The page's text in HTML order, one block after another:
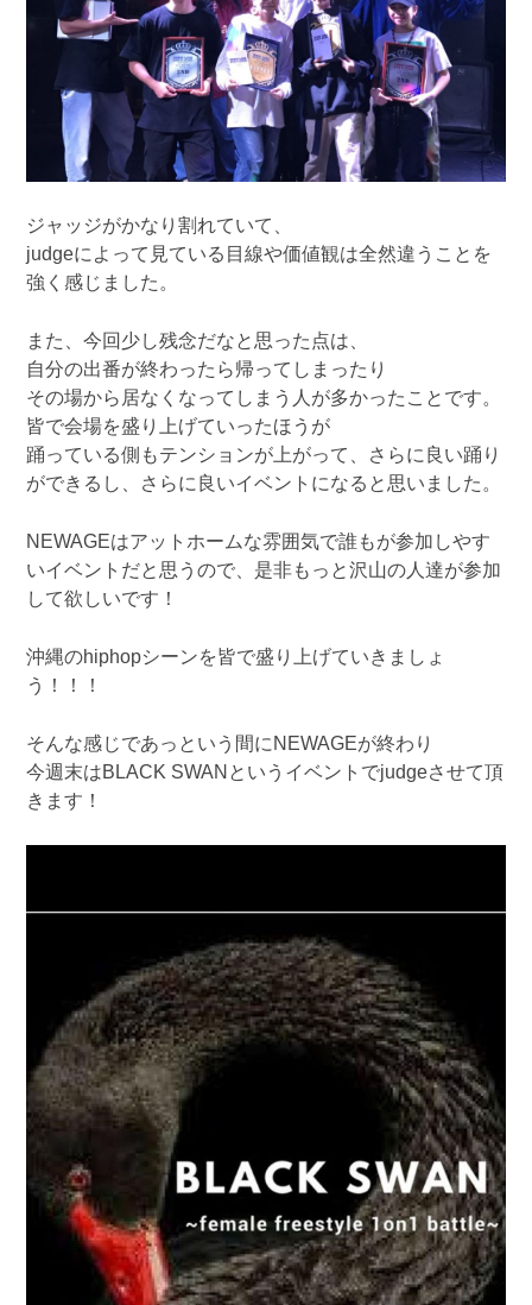
ジャッジがかなり割れていて、
judgeによって見ている目線や価値観は全然違うことを
強く感じました。
また、今回少し残念だなと思った点は、
自分の出番が終わったら帰ってしまったり
その場から居なくなってしまう人が多かったことです。
皆で会場を盛り上げていったほうが
踊っている側もテンションが上がって、さらに良い踊り
ができるし、さらに良いイベントになると思いました。
NEWAGEはアットホームな雰囲気で誰もが参加しやす
いイベントだと思うので、是非もっと沢山の人達が参加
して欲しいです！
沖縄のhiphopシーンを皆で盛り上げていきましょ
う！！！
そんな感じであっという間にNEWAGEが終わり
今週末はBLACK SWANというイベントでjudgeさせて頂
きます！